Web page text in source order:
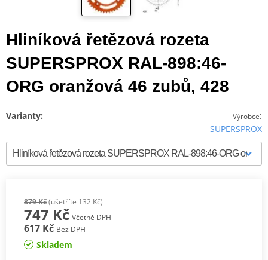
Hliníková řetězová rozeta
SUPERSPROX RAL-898:46-
ORG oranžová 46 zubů, 428
Výrobce:
SUPERSPROX
Varianty:
879 Kč(ušetříte 132 Kč)
747 Kč Včetně DPH
617 Kč Bez DPH
Skladem